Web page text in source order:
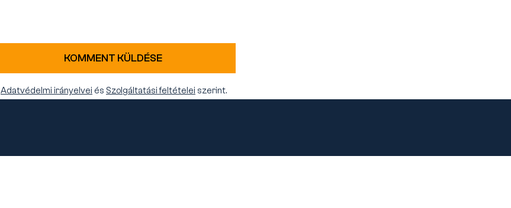
KOMMENT KÜLDÉSE
Adatvédelmi irányelvei és Szolgáltatási feltételei szerint.